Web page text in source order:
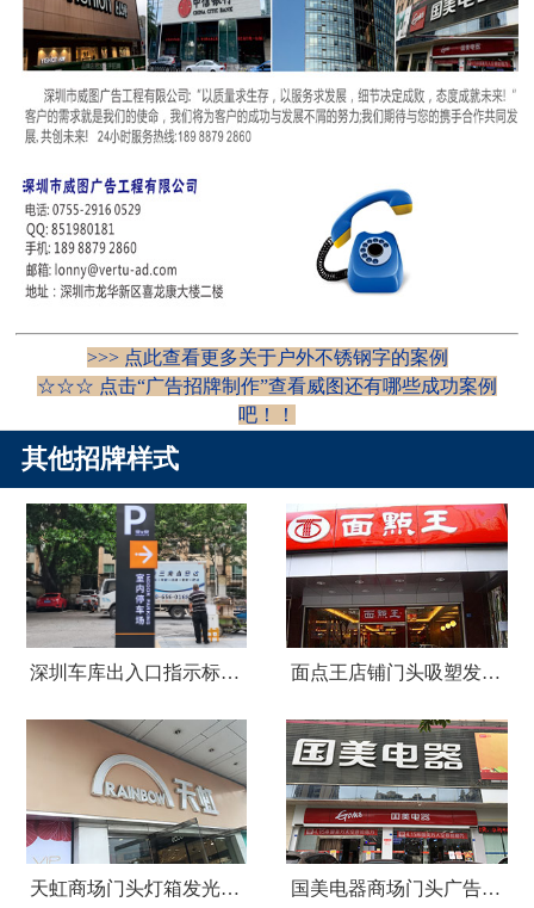
>>> 点此查看更多关于户外不锈钢字的案例
☆☆☆ 点击“广告招牌制作”查看威图还有哪些成功案例
吧！
！
其他招牌样式
深圳车库出入口指示标识牌制作 面点王店铺门头吸塑发光字广告招牌
天虹商场门头灯箱发光字广告招牌 国美电器商场门头广告招牌设计制作安装